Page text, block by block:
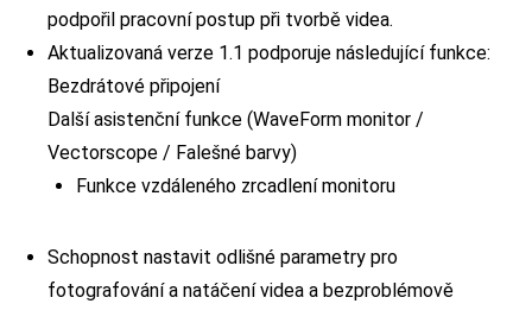
podpořil pracovní postup při tvorbě videa.
Aktualizovaná verze 1.1 podporuje následující funkce:
Bezdrátové připojení
Další asistenční funkce (WaveForm monitor /
Vectorscope / Falešné barvy)
Funkce vzdáleného zrcadlení monitoru
Schopnost nastavit odlišné parametry pro
fotografování a natáčení videa a bezproblémově